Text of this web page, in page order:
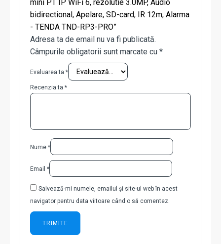
mini PT IP WiFi 6, rezolutie 3.0MP, Audio
bidirectional, Apelare, SD-card, IR 12m, Alarma
- TENDA TND-RP3-PRO”
Adresa ta de email nu va fi publicată.
Câmpurile obligatorii sunt marcate cu *
Evaluarea ta *
Recenzia ta *
Nume *
Email *
Salvează-mi numele, emailul și site-ul web în acest
navigator pentru data viitoare când o să comentez.